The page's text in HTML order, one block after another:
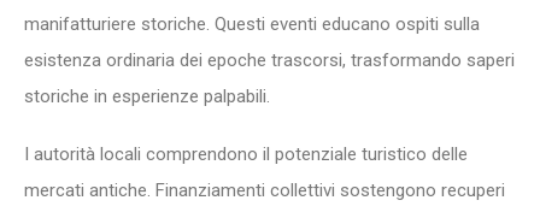
manifatturiere storiche. Questi eventi educano ospiti sulla
esistenza ordinaria dei epoche trascorsi, trasformando saperi
storiche in esperienze palpabili.
I autorità locali comprendono il potenziale turistico delle
mercati antiche. Finanziamenti collettivi sostengono recuperi